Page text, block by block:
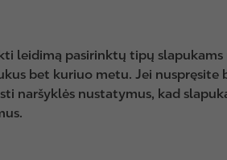
leidimą pasirinktų tipų
bet kuriuo metu. Jei
naršyklės nustatymus, kad